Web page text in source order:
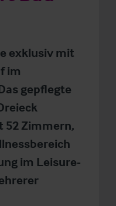
exklusiv mit
im
gepflegte
52 Zimmern,
im Leisure-